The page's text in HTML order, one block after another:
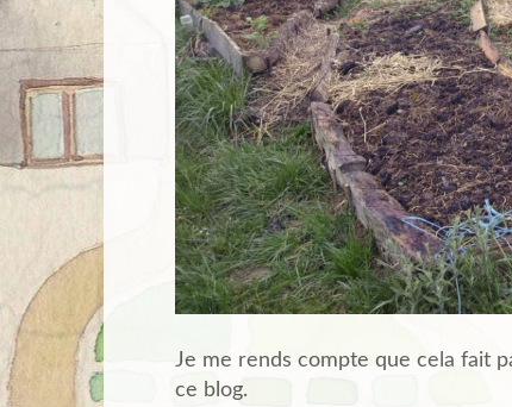
Je me rends compte que cela fait
ce blog.